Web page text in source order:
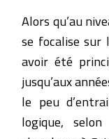
Alors qu’au
se focalise sur
avoir été
jusqu’aux
le peu
logique,